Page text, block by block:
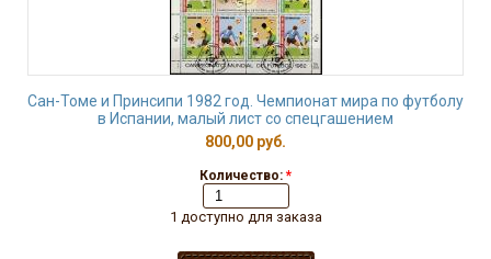
Сан-Томе и Принсипи 1982 год. Чемпионат мира по футболу
в Испании, малый лист со спецгашением
800,00 руб.
Количество: *
1 доступно для заказа